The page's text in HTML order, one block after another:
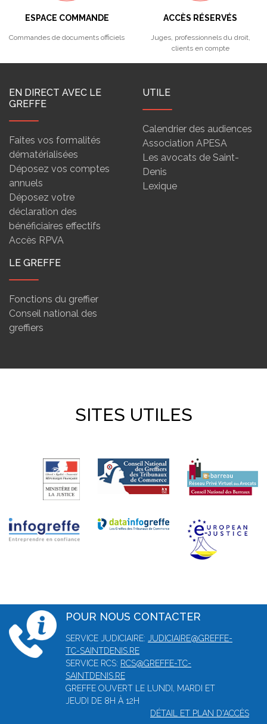
ESPACE COMMANDE
Commandes de documents officiels
ACCÈS RÉSERVÉS
Juges, professionnels du droit,
clients en compte
EN DIRECT AVEC LE
GREFFE
Faites vos formalités
dématérialisées
Déposez vos comptes
annuels
Déposez votre
déclaration des
bénéficiaires effectifs
Accès RPVA
UTILE
Calendrier des audiences
Association APESA
Les avocats de Saint-
Denis
Lexique
LE GREFFE
Fonctions du greffier
Conseil national des
greffiers
SITES UTILES
POUR NOUS CONTACTER
SERVICE JUDICIAIRE: JUDICIAIRE@GREFFE-
TC-SAINTDENIS.RE
SERVICE RCS: RCS@GREFFE-TC-
SAINTDENIS.RE
GREFFE OUVERT LE LUNDI, MARDI ET
JEUDI DE 8H À 12H
DÉTAIL ET PLAN D'ACCÈS